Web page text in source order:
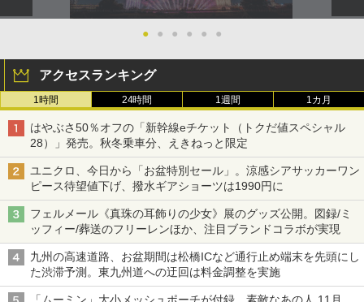
● ● ● ● ● ●
アクセスランキング
1時間 24時間 1週間 1カ月
はやぶさ50％オフの「新幹線eチケット（トクだ値スペシャル
28）」発売。秋冬乗車分、えきねっと限定
ユニクロ、今日から「お盆特別セール」。涼感シアサッカーワン
ピース待望値下げ、撥水ギアショーツは1990円に
フェルメール《真珠の耳飾りの少女》展のグッズ公開。図録/ミ
ッフィー/葬送のフリーレンほか、注目ブランドコラボが実現
九州の高速道路、お盆期間は松橋ICなど通行止め端末を先頭にし
た渋滞予測。東九州道への迂回は料金調整を実施